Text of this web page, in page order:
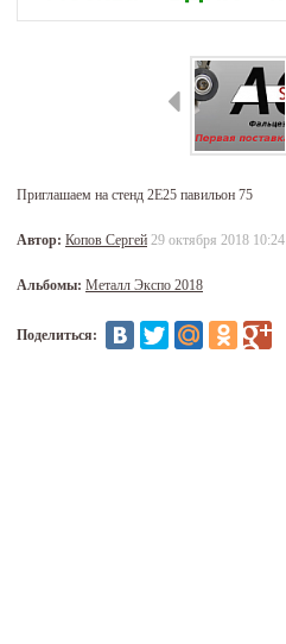
Приглашаем на стенд 2Е25 павильон 75
Автор: Копов Сергей 29 октября 2018 10:24
Альбомы: Металл Экспо 2018
Поделиться: